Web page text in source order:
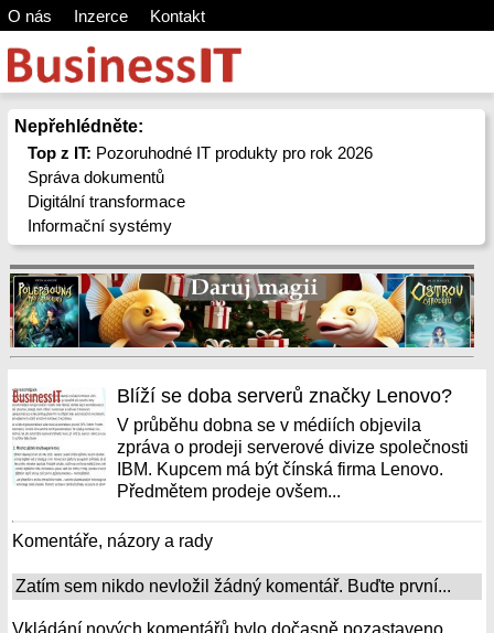
O nás Inzerce Kontakt
Nepřehlédněte:
Top z IT: Pozoruhodné IT produkty pro rok 2026
Správa dokumentů
Digitální transformace
Informační systémy
Blíží se doba serverů značky Lenovo?
V průběhu dobna se v médiích objevila
zpráva o prodeji serverové divize společnosti
IBM. Kupcem má být čínská firma Lenovo.
Předmětem prodeje ovšem...
Komentáře, názory a rady
Zatím sem nikdo nevložil žádný komentář. Buďte první...
Vkládání nových komentářů bylo dočasně pozastaveno.